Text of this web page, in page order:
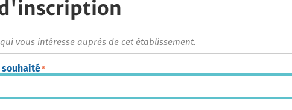
vous intéresse auprès de cet établissement.
*